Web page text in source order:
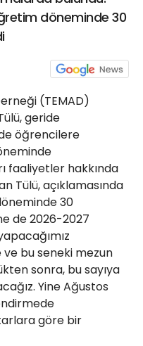
döneminde 30
(TEMAD)
geride
öğrencilere
faaliyetler hakkında
Tülü, açıklamasında
30
de 2026-2027
bu seneki mezun
sonra, bu sayıya
Yine Ağustos
göre bir